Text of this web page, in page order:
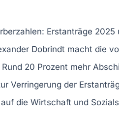
: Erstanträge 2025
Dobrindt macht die
20 Prozent mehr
Verringerung der
die Wirtschaft und